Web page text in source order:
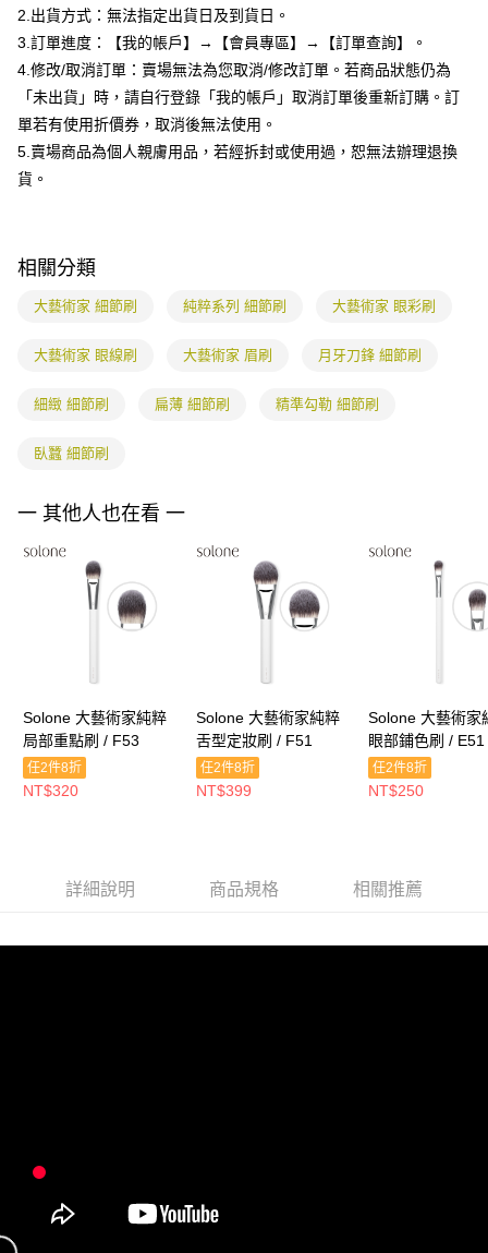
帳／街口支付／iPASS MONEY」等通路繳費。
【注意事項】
1.本服務係由「台灣大哥大股份有限公司」（以下簡稱本公司）所提供，讓
用戶於交易時，得透過本服務購買商品或服務，並由商店將買賣／分期付款
買賣價金債權讓與本公司後，依約使用本公司帳單繳交帳款。
資料（包含姓名、電話或地址）提供予台灣大哥大進項蒐集、處理及利用，
由本公司與您本人進行分期帳單所需資料之確認、核對及更正。
結帳頁面，進行簡訊認證並確認金額後，即可完成結帳。
３．收到繳費通知簡訊後14天內，點擊此簡訊中的連結，可透過四大超商／
ATM／網路銀行／等多元方式進行付款，方視為交易完成。
※ 請注意：結帳手續完成當下不需立刻繳費，但若您需要取消訂單，請聯絡
購買商品的店家。未經商家同意取消之訂單仍視為有效，需透過AFTEE先享
後付繳納相關費用。
※ 交易是否成功請以「AFTEE先享後付 」之結帳頁面顯示為準，若有關於
客戶支援中心」
易，需依本服務之必要範圍內提供個人資料，並將交易相關給付款項請求債
２．關於個人資料處理事宜，請瀏覽以下網址：
３．未成年的使用者請事先徵得法定代理人或監護人之同意方可使用
「AFTEE先享後付」，若未經同意申辦者引起之損失，本公司不負相關責
４．使用「AFTEE先享後付」時，將依據個別帳號之用戶狀況，依本公司即
請求用戶進行身份認證。
５．嚴禁一人註冊多個帳號或使用他人資訊註冊。若發現惡意使用之情形，
付款後全家取貨
每筆NT$80，滿NT$699(含以上)免運費
7-11付款取貨
每筆NT$80，滿NT$699(含以上)免運費
付款後7-11取貨
每筆NT$80，滿NT$699(含以上)免運費
2.出貨方式：無法指定出貨日及到貨日。
3.訂單進度：【我的帳戶】→【會員專區】→【訂單查詢】。
4.修改/取消訂單：賣場無法為您取消/修改訂單。若商品狀態仍為
「未出貨」時，請自行登錄「我的帳戶」取消訂單後重新訂購。訂
單若有使用折價券，取消後無法使用。
5.賣場商品為個人親膚用品，若經拆封或使用過，恕無法辦理退換
貨。
相關分類
大藝術家 細節刷 純粹系列 細節刷 大藝術家 眼彩刷
大藝術家 眼線刷 大藝術家 眉刷 月牙刀鋒 細節刷
細緻 細節刷 扁薄 細節刷 精準勾勒 細節刷
臥蠶 細節刷
一 其他人也在看 一
Solone 大藝術家純粹
局部重點刷 / F53
任2件8折
NT$320
Solone 大藝術家純粹
舌型定妝刷 / F51
任2件8折
NT$399
Solone 大藝術家
眼部鋪色刷 / E51
任2件8折
NT$250
詳細說明 商品規格 相關推薦